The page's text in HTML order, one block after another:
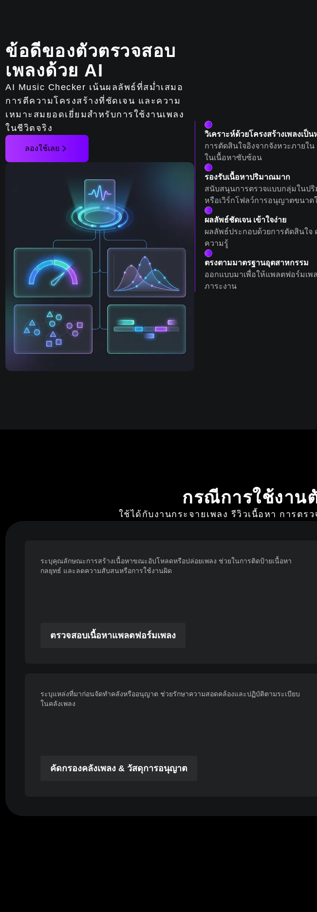
ข้อดีของตัวตรวจสอบ
เพลงด้วย AI
AI Music Checker เน้นผลลัพธ์ที่สม่ำเสมอ
การตีความโครงสร้างที่ชัดเจน และความ
เหมาะสมยอดเยี่ยมสำหรับการใช้งานเพลง
ในชีวิตจริง
ลองใช้เลย
วิเคราะห์ด้วยโครงสร้างเพลงเป็น
การตัดสินใจอิงจากจังหวะภายใ
ในเนื้อหาซับซ้อน
รองรับเนื้อหาปริมาณมาก
สนับสนุนการตรวจแบบกลุ่มในปริ
หรือเวิร์กโฟลว์การอนุญาตขนาด
ผลลัพธ์ชัดเจน เข้าใจง่าย
ผลลัพธ์ประกอบด้วยการตัดสินใจ
ความรู้
ตรงตามมาตรฐานอุตสาหกรรม
ออกแบบมาเพื่อให้แพลตฟอร์มเพ
ภาระงาน
กรณีการใช้งาน
ใช้ได้กับงานกระจายเพลง รีวิวเนื้อหา การต
ระบุคุณลักษณะการสร้างเนื้อหาขณะอัปโหลดหรือปล่อยเพลง ช่วยในการติดป้ายเนื้อหา
กลยุทธ์ และลดความสับสนหรือการใช้งานผิด
ตรวจสอบเนื้อหาแพลตฟอร์มเพลง
ระบุแหล่งที่มาก่อนจัดทำคลังหรืออนุญาต ช่วยรักษาความสอดคล้องและปฏิบัติตามระเบียบ
ในคลังเพลง
คัดกรองคลังเพลง & วัสดุการอนุญาต